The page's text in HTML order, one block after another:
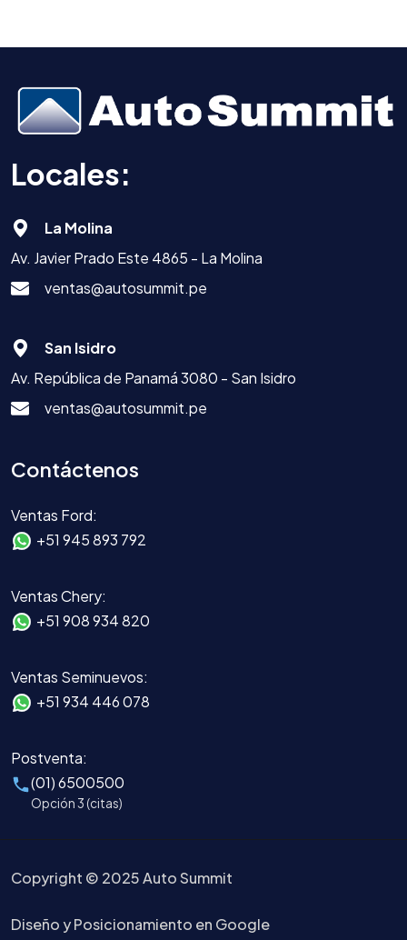
Locales:
La Molina
Av. Javier Prado Este 4865 - La Molina
ventas@autosummit.pe
San Isidro
Av. República de Panamá 3080 - San Isidro
ventas@autosummit.pe
Contáctenos
Ventas Ford:
+51 945 893 792
Ventas Chery:
+51 908 934 820
Ventas Seminuevos:
+51 934 446 078
Postventa:
(01) 6500500
Opción 3 (citas)
Copyright © 2025 Auto Summit
Diseño y Posicionamiento en Google